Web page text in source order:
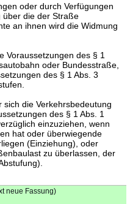
oder durch Verfügungen
über die der Straße
an ihnen wird die Widmung
Voraussetzungen des § 1
oder Bundesstraße,
des § 1 Abs. 3
die Verkehrsbedeutung
des § 1 Abs. 1
einzuziehen, wenn
hat oder überwiegende
(Einziehung), oder
zu überlassen, der
neue Fassung)